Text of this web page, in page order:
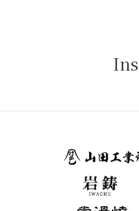
和產生異味。・ 避免長時間
收污垢